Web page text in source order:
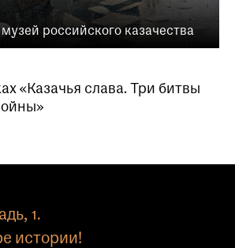
российского казачества
«Казачья слава. Три битвы
1.
истории!